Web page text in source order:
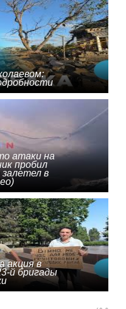
атаки на
пробил
в
акция в
й бригады